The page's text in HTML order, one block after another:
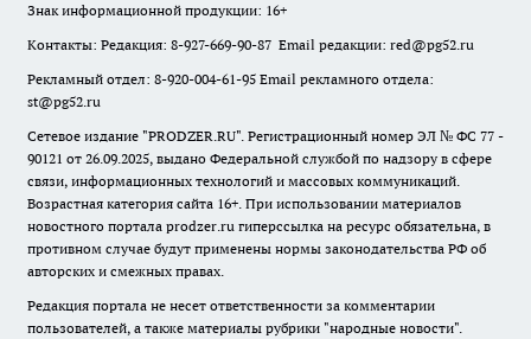
Знак информационной продукции: 16+
Контакты: Редакция: 8-927-669-90-87 Email редакции: red@pg52.ru
Рекламный отдел: 8-920-004-61-95 Email рекламного отдела:
st@pg52.ru
Сетевое издание "PRODZER.RU". Регистрационный номер ЭЛ № ФС 77 -
90121 от 26.09.2025, выдано Федеральной службой по надзору в сфере
связи, информационных технологий и массовых коммуникаций.
Возрастная категория сайта 16+. При использовании материалов
новостного портала prodzer.ru гиперссылка на ресурс обязательна, в
противном случае будут применены нормы законодательства РФ об
авторских и смежных правах.
Редакция портала не несет ответственности за комментарии
пользователей, а также материалы рубрики "народные новости".